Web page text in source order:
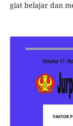
giat belajar dan